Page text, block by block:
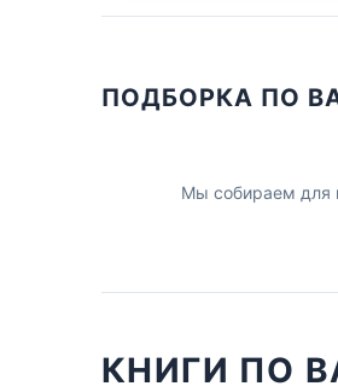
ПОДБОРКА ПО
Мы собираем для
КНИГИ ПО